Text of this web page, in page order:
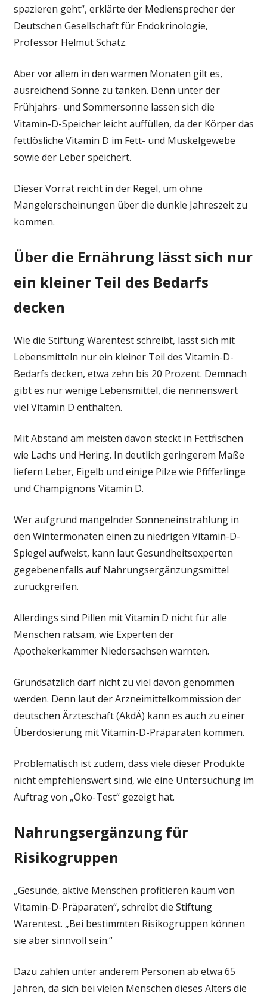
spazieren geht“, erklärte der Mediensprecher der
Deutschen Gesellschaft für Endokrinologie,
Professor Helmut Schatz.
Aber vor allem in den warmen Monaten gilt es,
ausreichend Sonne zu tanken. Denn unter der
Frühjahrs- und Sommersonne lassen sich die
Vitamin-D-Speicher leicht auffüllen, da der Körper das
fettlösliche Vitamin D im Fett- und Muskelgewebe
sowie der Leber speichert.
Dieser Vorrat reicht in der Regel, um ohne
Mangelerscheinungen über die dunkle Jahreszeit zu
kommen.
Über die Ernährung lässt sich nur
ein kleiner Teil des Bedarfs
decken
Wie die Stiftung Warentest schreibt, lässt sich mit
Lebensmitteln nur ein kleiner Teil des Vitamin-D-
Bedarfs decken, etwa zehn bis 20 Prozent. Demnach
gibt es nur wenige Lebensmittel, die nennenswert
viel Vitamin D enthalten.
Mit Abstand am meisten davon steckt in Fettfischen
wie Lachs und Hering. In deutlich geringerem Maße
liefern Leber, Eigelb und einige Pilze wie Pfifferlinge
und Champignons Vitamin D.
Wer aufgrund mangelnder Sonneneinstrahlung in
den Wintermonaten einen zu niedrigen Vitamin-D-
Spiegel aufweist, kann laut Gesundheitsexperten
gegebenenfalls auf Nahrungsergänzungsmittel
zurückgreifen.
Allerdings sind Pillen mit Vitamin D nicht für alle
Menschen ratsam, wie Experten der
Apothekerkammer Niedersachsen warnten.
Grundsätzlich darf nicht zu viel davon genommen
werden. Denn laut der Arzneimittelkommission der
deutschen Ärzteschaft (AkdÄ) kann es auch zu einer
Überdosierung mit Vitamin-D-Präparaten kommen.
Problematisch ist zudem, dass viele dieser Produkte
nicht empfehlenswert sind, wie eine Untersuchung im
Auftrag von „Öko-Test“ gezeigt hat.
Nahrungsergänzung für
Risikogruppen
„Gesunde, aktive Menschen profitieren kaum von
Vitamin-D-Präparaten“, schreibt die Stiftung
Warentest. „Bei bestimmten Risikogruppen können
sie aber sinnvoll sein.“
Dazu zählen unter anderem Personen ab etwa 65
Jahren, da sich bei vielen Menschen dieses Alters die